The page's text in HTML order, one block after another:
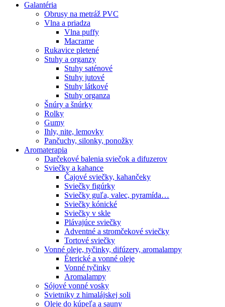
Galantéria
Obrusy na metráž PVC
Vlna a priadza
Vlna puffy
Macrame
Rukavice pletené
Stuhy a organzy
Stuhy saténové
Stuhy jutové
Stuhy látkové
Stuhy organza
Šnúry a šnúrky
Rolky
Gumy
Ihly, nite, lemovky
Pančuchy, silonky, ponožky
Aromaterapia
Darčekové balenia sviečok a difuzerov
Sviečky a kahance
Čajové sviečky, kahančeky
Sviečky figúrky
Sviečky guľa, valec, pyramída…
Sviečky kónické
Sviečky v skle
Plávajúce sviečky
Adventné a stromčekové sviečky
Tortové sviečky
Vonné oleje, tyčinky, difúzery, aromalampy
Éterické a vonné oleje
Vonné tyčinky
Aromalampy
Sójové vonné vosky
Svietniky z himalájskej soli
Oleje do kúpeľa a sauny